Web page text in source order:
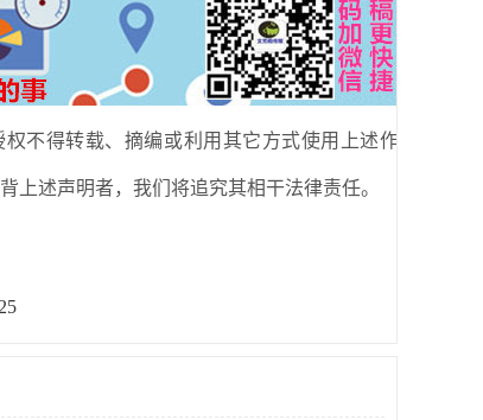
不得转载、摘编或利用其它方式使用上述作
上述声明者，我们将追究其相干法律责任。